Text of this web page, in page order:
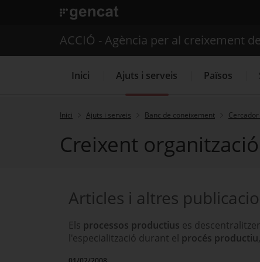
. Obre en una nova finestra.
Serveis d'internacionalització
ACCIÓ - Agència per al creixement
Inici Ajuts i serveis Països
Inici Ajuts i serveis Banc de coneixement
Creixent
Articles i altres
Els processos productius es
l'especialització durant el procés productiu